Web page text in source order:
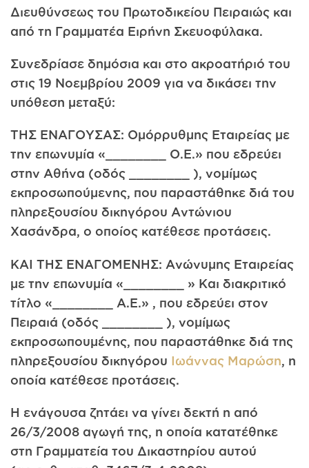
Διευθύνσεως του Πρωτοδικείου Πειραιώς και
από τη Γραμματέα Ειρήνη Σκευοφύλακα.
Συνεδρίασε δημόσια και στο ακροατήριό του
στις 19 Νοεμβρίου 2009 για να δικάσει την
υπόθεση μεταξύ:
ΤΗΣ ΕΝΑΓΟΥΣΑΣ: Ομόρρυθμης Εταιρείας με
την επωνυμία «________ Ο.Ε.» που εδρεύει
στην Αθήνα (οδός ________ ), νομίμως
εκπροσωπούμενης, που παραστάθηκε διά του
πληρεξουσίου δικηγόρου Αντώνιου
Χασάνδρα, ο οποίος κατέθεσε προτάσεις.
ΚΑΙ ΤΗΣ ΕΝΑΓΟΜΕΝΗΣ: Ανώνυμης Εταιρείας
με την επωνυμία «________ » Και διακριτικό
τίτλο «________ Α.Ε.» , που εδρεύει στον
Πειραιά (οδός ________ ), νομίμως
εκπροσωπουμένης, που παραστάθηκε διά της
πληρεξουσίου δικηγόρου Ιωάννας Μαρώση , η
οποία κατέθεσε προτάσεις.
Η ενάγουσα ζητάει να γίνει δεκτή η από
26/3/2008 αγωγή της, η οποία κατατέθηκε
στη Γραμματεία του Δικαστηρίου αυτού